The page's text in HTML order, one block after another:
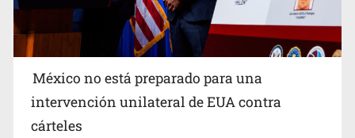
Desapariciones en Jalisco, con complicidad de policías,
México no está preparado para una
intervención unilateral de EUA contra
cárteles